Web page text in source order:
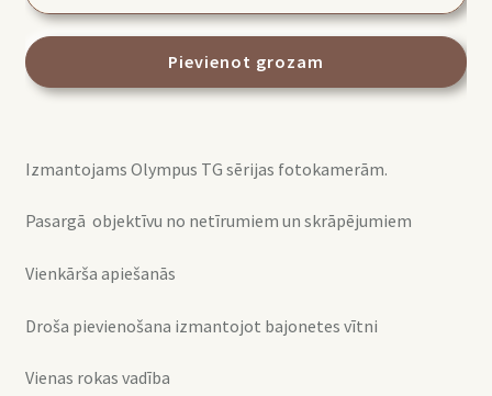
T01
aizsargs
Pievienot grozam
Izmantojams Olympus TG sērijas fotokamerām.
Pasargā objektīvu no netīrumiem un skrāpējumiem
Vienkārša apiešanās
Droša pievienošana izmantojot bajonetes vītni
Vienas rokas vadība